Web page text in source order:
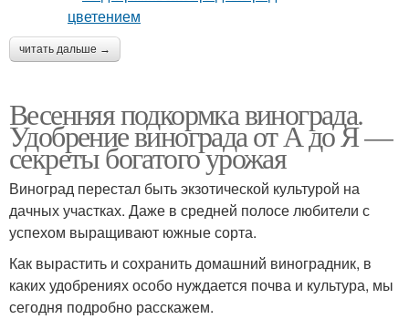
читать дальше →
Весенняя подкормка винограда.
Удобрение винограда от А до Я —
секреты богатого урожая
Виноград перестал быть экзотической культурой на
дачных участках. Даже в средней полосе любители с
успехом выращивают южные сорта.
Как вырастить и сохранить домашний виноградник, в
каких удобрениях особо нуждается почва и культура, мы
сегодня подробно расскажем.